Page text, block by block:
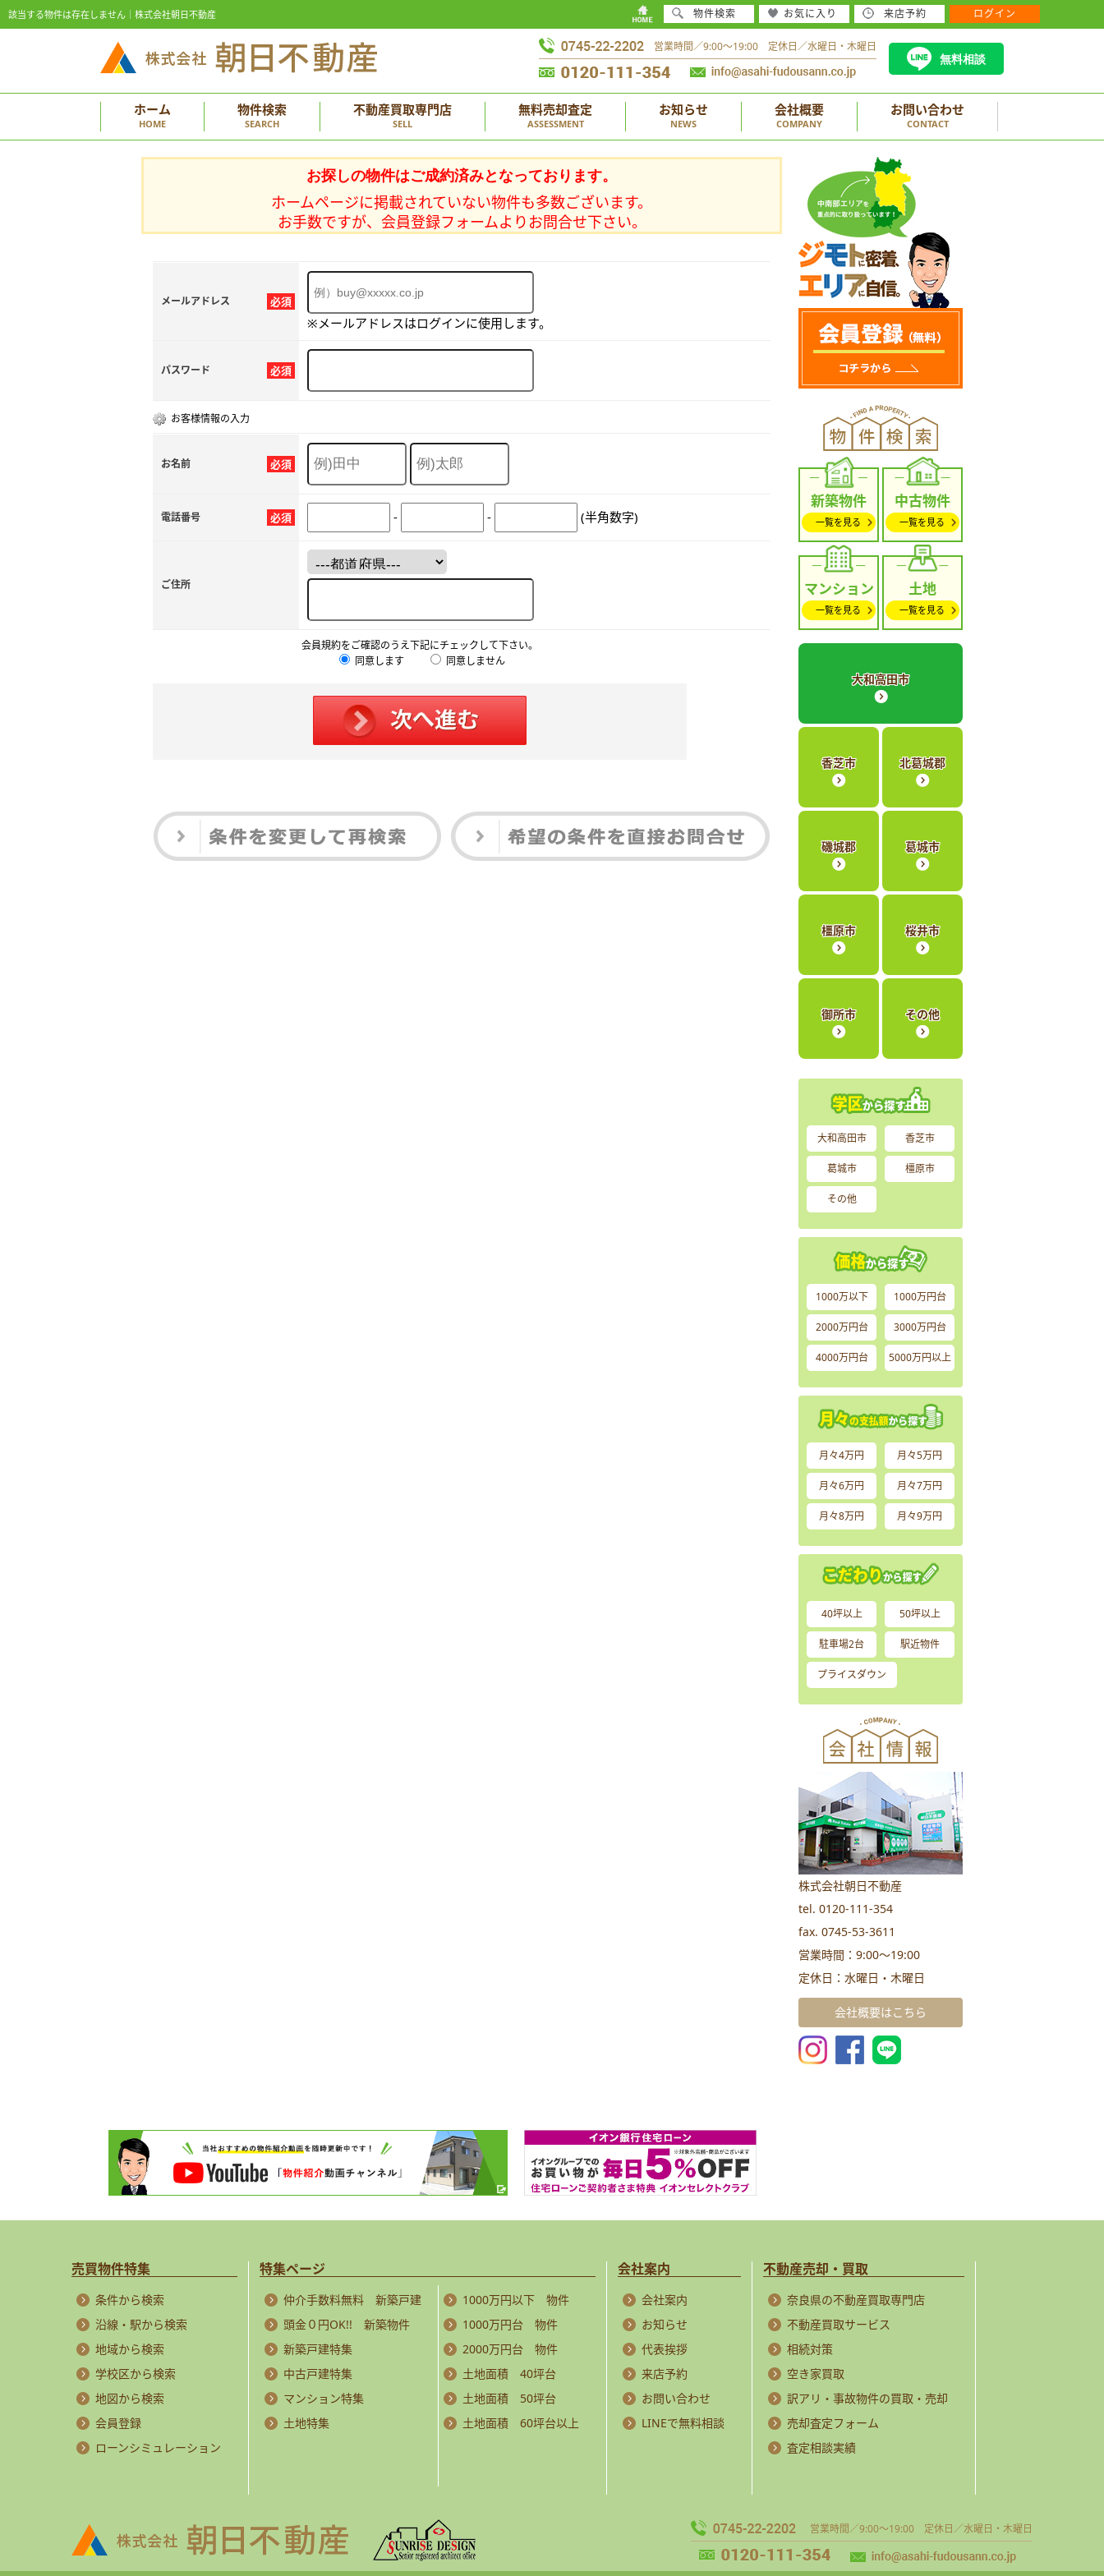
該当する物件は存在しません｜株式会社朝日不動産
営業時間／9:00～19:00 定休日／水曜日・木曜日
無料相談
ホーム
HOME
物件検索
SEARCH
不動産買取専門店
SELL
無料売却査定
ASSESSMENT
お知らせ
NEWS
会社概要
COMPANY
お問い合わせ
CONTACT
お探しの物件はご成約済みとなっております。
ホームページに掲載されていない物件も多数ございます。
お手数ですが、会員登録フォームよりお問合せ下さい。
必須
メールアドレス
※メールアドレスはログインに使用します。
必須
パスワード
お客様情報の入力
必須
お名前
必須
電話番号 - - (半角数字)
ご住所
会員規約をご確認のうえ下記にチェックして下さい。
同意します
同意しません
新築物件
一覧を見る
中古物件
一覧を見る
マンション
一覧を見る
土地
一覧を見る
大和高田市
香芝市 北葛城郡
磯城郡 葛城市
橿原市 桜井市
御所市 その他
大和高田市 香芝市
葛城市 橿原市
その他
1000万以下 1000万円台
2000万円台 3000万円台
4000万円台 5000万円以上
月々4万円 月々5万円
月々6万円 月々7万円
月々8万円 月々9万円
40坪以上 50坪以上
駐車場2台 駅近物件
プライスダウン
株式会社朝日不動産
tel. 0120-111-354
fax. 0745-53-3611
営業時間：9:00～19:00
定休日：水曜日・木曜日
会社概要はこちら
売買物件特集
条件から検索
沿線・駅から検索
地域から検索
学校区から検索
地図から検索
会員登録
ローンシミュレーション
特集ページ
仲介手数料無料 新築戸建
頭金０円OK!! 新築物件
新築戸建特集
中古戸建特集
マンション特集
土地特集
1000万円以下 物件
1000万円台 物件
2000万円台 物件
土地面積 40坪台
土地面積 50坪台
土地面積 60坪台以上
会社案内
会社案内
お知らせ
代表挨拶
来店予約
お問い合わせ
LINEで無料相談
不動産売却・買取
奈良県の不動産買取専門店
不動産買取サービス
相続対策
空き家買取
訳アリ・事故物件の買取・売却
売却査定フォーム
査定相談実績
営業時間／9:00～19:00 定休日／水曜日・木曜日
物件検索 お気に入り 来店予約 ログイン